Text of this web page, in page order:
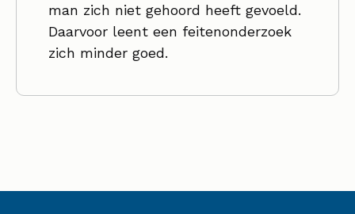
man zich niet gehoord heeft gevoeld.
Daarvoor leent een feitenonderzoek
zich minder goed.